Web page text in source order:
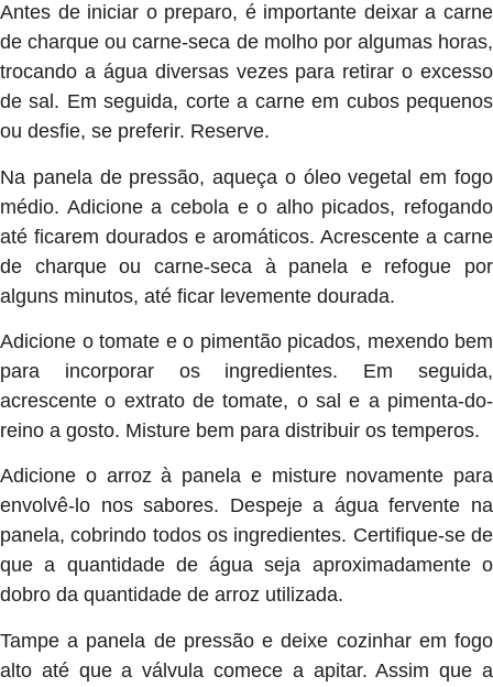
Antes de iniciar o preparo, é importante deixar a carne
de charque ou carne-seca de molho por algumas horas,
trocando a água diversas vezes para retirar o excesso
de sal. Em seguida, corte a carne em cubos pequenos
ou desfie, se preferir. Reserve.
Na panela de pressão, aqueça o óleo vegetal em fogo
médio. Adicione a cebola e o alho picados, refogando
até ficarem dourados e aromáticos. Acrescente a carne
de charque ou carne-seca à panela e refogue por
alguns minutos, até ficar levemente dourada.
Adicione o tomate e o pimentão picados, mexendo bem
para incorporar os ingredientes. Em seguida,
acrescente o extrato de tomate, o sal e a pimenta-do-
reino a gosto. Misture bem para distribuir os temperos.
Adicione o arroz à panela e misture novamente para
envolvê-lo nos sabores. Despeje a água fervente na
panela, cobrindo todos os ingredientes. Certifique-se de
que a quantidade de água seja aproximadamente o
dobro da quantidade de arroz utilizada.
Tampe a panela de pressão e deixe cozinhar em fogo
alto até que a válvula comece a apitar. Assim que a